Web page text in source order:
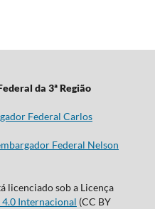
da 3ª Região
Federal Carlos
Federal Nelson
licenciado sob a Licença
Internacional (CC BY